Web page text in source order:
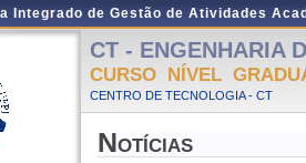
Integrado de Gestão de Atividades
CT - ENGENHARIA
CURSO NÍVEL
CENTRO DE TECNOLOGIA - CT
Notícias